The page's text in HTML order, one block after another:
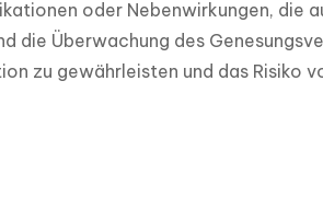
oder Nebenwirkungen, die
die Überwachung des
zu gewährleisten und das Risiko